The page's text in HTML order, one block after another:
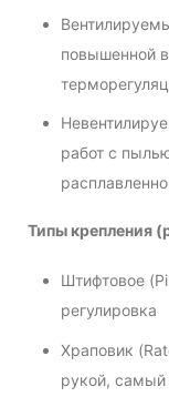
повышенной
работ с
Типы крепления
Штифтовое
регулировка
Храповик
рукой, самый